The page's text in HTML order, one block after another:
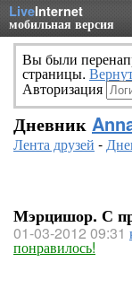
LiveInternet
мобильная версия
Вы были
страницы.
Авторизация
Дневник
Лента друзей -
Мэрцишор. С
01-03-2012 09:31
понравилось!